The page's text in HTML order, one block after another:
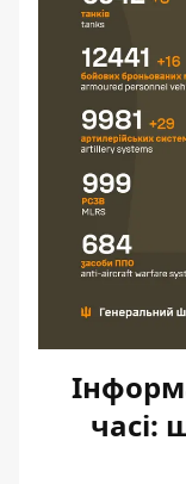
часі: